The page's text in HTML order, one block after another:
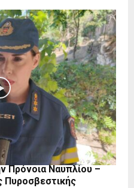
Πρόνοια Ναυπλίου –
Πυροσβεστικής